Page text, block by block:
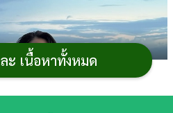
ะ เนื้อหาทั้งหมด